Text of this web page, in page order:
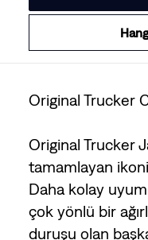
Original Trucker
Original Trucker
tamamlayan
Daha kolay
çok yönlü bir
duruşu olan